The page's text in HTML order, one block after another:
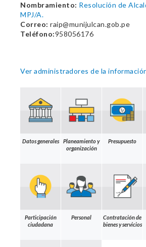
Nombramiento: Resolución de
MPJ/A.
Correo: raip@munijulcan.gob.pe
Teléfono:958056176
Ver administradores de la
Datos generales
Planeamiento y
organización
Presupuesto
Participación
ciudadana
Personal
Contratación de
bienes y servicios